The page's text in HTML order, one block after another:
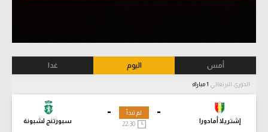
أمس اليوم غدا
الدوري البرتغالي
-
إشتريلا أمادورا
-
سبورتنج لشبونة
لم تبدأ